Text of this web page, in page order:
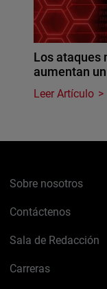
Los ataques
aumentan
Leer Artículo
Sobre nosotros
Contáctenos
Sala de Redacción
Carreras